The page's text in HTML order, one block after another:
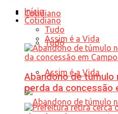
Cotidiano
Tudo
Assim é a Vida
Início
Cotidiano
Tudo
Assim é a Vida
Abandono de
perda da concessão